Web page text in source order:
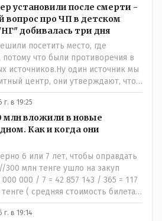
их с этой победой// Значит
уже проиграли ответную
не бывает, если только у тебя в
установили после смерти -
вопрос про ЧП в детском
добивалась три дня
посетить место, где
что были противоречия в
источников.Ну один источник мы
центр, они утверждают, что
на момент трагедии. А кто
информацией? Кто
что там все ОК, не жарко,
г. в 19:25
млн вложили в новые
Как и когда они
6 или 7 лет, чтобы оправдать
млн тенге ушло на закуп
000 / 7 = 42 857 143 / 365 = 117
( средняя стоимость билета)
такая должна быть средняя
посещаемость этих
г. в 19:14